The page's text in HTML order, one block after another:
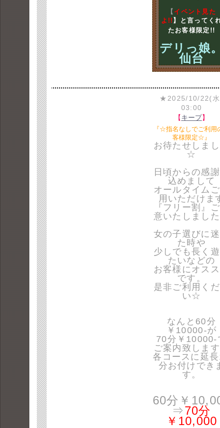
【 イベント見た
よ!! 】と言ってく
たお客様限定!!
デリっ娘
仙台
★2025/10/22(
03:00
【キープ】
『☆指名なしでご利用
客様限定☆』
お待たせしま
☆
日頃からの感
込めまして
オールタイム
用いただけま
『フリー割』
意いたしまし
女の子選びに
た時や
少しでも長く
たいなどの
お客様にオス
です。
是非ご利用く
い☆
なんと60分
￥10000-が
70分￥10000-
ご案内致しま
各コースに延
分お付けでき
す。
60分￥
⇒70分
￥10,000